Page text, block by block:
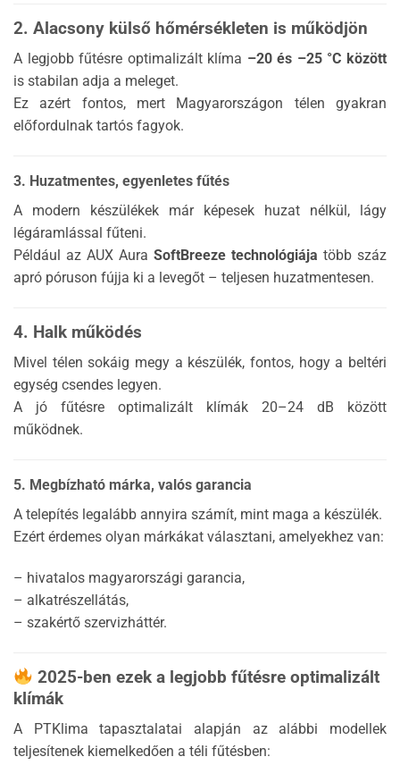
2. Alacsony külső hőmérsékleten is működjön
A legjobb fűtésre optimalizált klíma –20 és –25 °C között
is stabilan adja a meleget.
Ez azért fontos, mert Magyarországon télen gyakran
előfordulnak tartós fagyok.
3. Huzatmentes, egyenletes fűtés
A modern készülékek már képesek huzat nélkül, lágy
légáramlással fűteni.
Például az AUX Aura SoftBreeze technológiája több száz
apró póruson fújja ki a levegőt – teljesen huzatmentesen.
4. Halk működés
Mivel télen sokáig megy a készülék, fontos, hogy a beltéri
egység csendes legyen.
A jó fűtésre optimalizált klímák 20–24 dB között
működnek.
5. Megbízható márka, valós garancia
A telepítés legalább annyira számít, mint maga a készülék.
Ezért érdemes olyan márkákat választani, amelyekhez van:
– hivatalos magyarországi garancia,
– alkatrészellátás,
– szakértő szervizháttér.
2025-ben ezek a legjobb fűtésre optimalizált
klímák
A PTKlima tapasztalatai alapján az alábbi modellek
teljesítenek kiemelkedően a téli fűtésben: